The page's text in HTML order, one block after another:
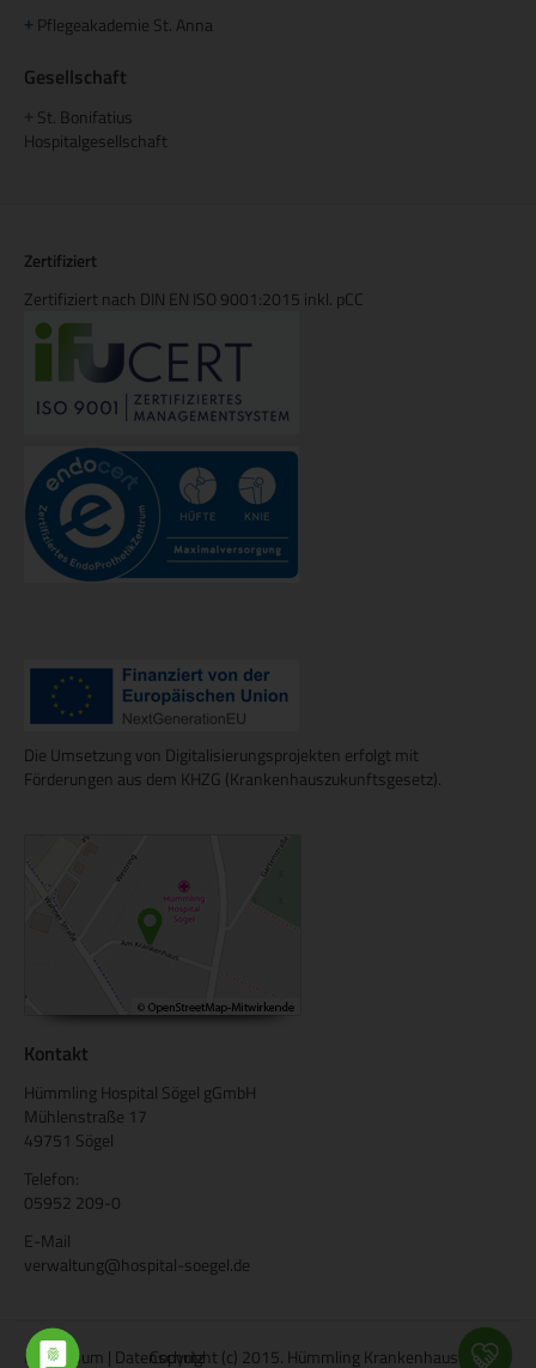
+ Pflegeakademie St. Anna
Gesellschaft
St. Bonifatius
Hospitalgesellschaft
Zertifiziert
Zertifiziert nach DIN EN ISO 9001:2015 inkl. pCC
Die Umsetzung von Digitalisierungsprojekten erfolgt mit
Förderungen aus dem KHZG (Krankenhauszukunftsgesetz).
Kontakt
Hümmling Hospital Sögel gGmbH
Mühlenstraße 17
49751 Sögel
Telefon:
05952 209-0
E-Mail
verwaltung@hospital-soegel.de
Impressum | Datenschutz
Copyright (c) 2015. Hümmling Krankenhaus Sögel.